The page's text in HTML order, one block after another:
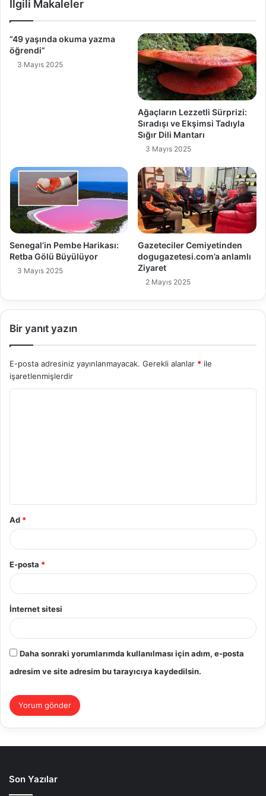
İlgili Makaleler
“49 yaşında okuma yazma
öğrendi”
3 Mayıs 2025
Ağaçların Lezzetli Sürprizi:
Sıradışı ve Ekşimsi Tadıyla
Sığır Dili Mantarı
3 Mayıs 2025
Senegal’in Pembe Harikası:
Retba Gölü Büyülüyor
3 Mayıs 2025
Gazeteciler Cemiyetinden
dogugazetesi.com’a anlamlı
Ziyaret
2 Mayıs 2025
Bir yanıt yazın
E-posta adresiniz yayınlanmayacak. Gerekli alanlar * ile
işaretlenmişlerdir
Ad *
E-posta *
İnternet sitesi
Daha sonraki yorumlarımda kullanılması için adım, e-posta
adresim ve site adresim bu tarayıcıya kaydedilsin.
Son Yazılar